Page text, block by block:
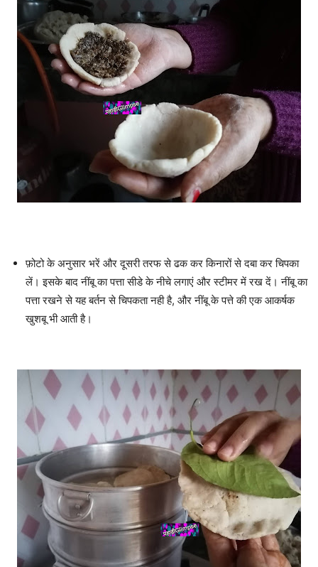
फ़ोटो के अनुसार भरें और दूसरी तरफ से ढक कर किनारों से दबा कर चिपका
लें। इसके बाद नींबू का पत्ता सीडे के नीचे लगाएं और स्टीमर में रख दें। नींबू का
पत्ता रखने से यह बर्तन से चिपकता नही है, और नींबू के पत्ते की एक आकर्षक
खुशबू भी आती है।